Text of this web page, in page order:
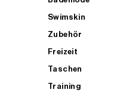
Swimskin
Zubehör
Freizeit
Taschen
Training